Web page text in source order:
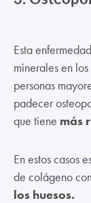
Esta
minerales en
personas
padecer
que tiene más
En estos casos
de colágeno
los huesos.